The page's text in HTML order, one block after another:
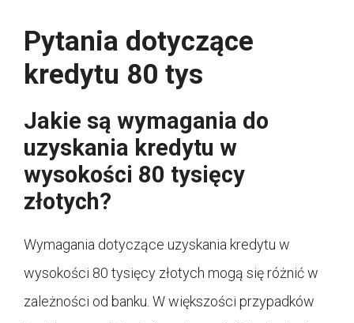
Pytania dotyczące
kredytu 80 tys
Jakie są wymagania do
uzyskania kredytu w
wysokości 80 tysięcy
złotych?
Wymagania dotyczące uzyskania kredytu w
wysokości 80 tysięcy złotych mogą się różnić w
zależności od banku. W większości przypadków